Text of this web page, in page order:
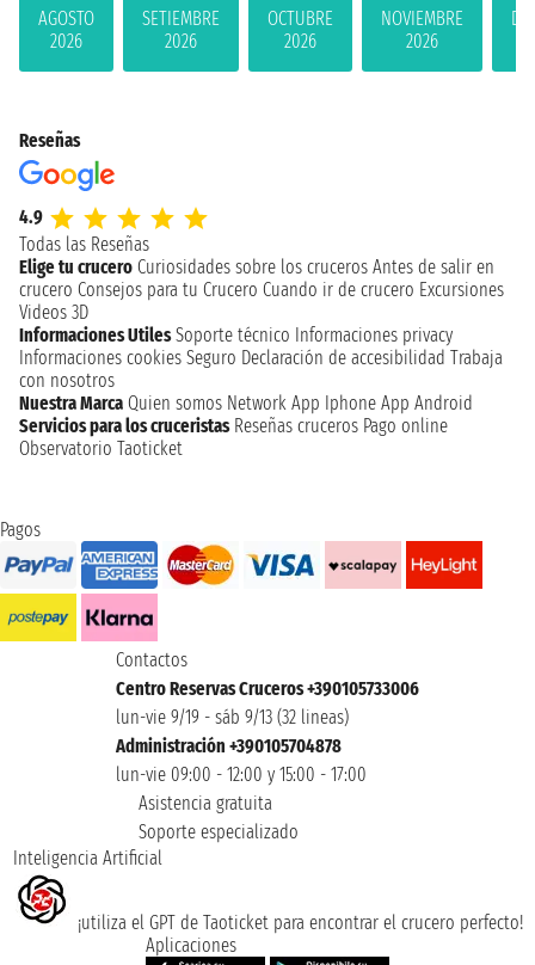
AGOSTO
2026
SETIEMBRE
2026
OCTUBRE
2026
NOVIEMBRE
2026
Reseñas
4.9
Todas las Reseñas
Elige tu crucero Curiosidades sobre los cruceros Antes de salir en
crucero Consejos para tu Crucero Cuando ir de crucero Excursiones
Videos 3D
Informaciones Utiles Soporte técnico Informaciones privacy
Informaciones cookies Seguro Declaración de accesibilidad Trabaja
con nosotros
Nuestra Marca Quien somos Network App Iphone App Android
Servicios para los cruceristas Reseñas cruceros Pago online
Observatorio Taoticket
Pagos
Contactos
Centro Reservas Cruceros +390105733006
lun-vie 9/19 - sáb 9/13 (32 lineas)
Administración +390105704878
lun-vie 09:00 - 12:00 y 15:00 - 17:00
Asistencia gratuita
Soporte especializado
Inteligencia Artificial
¡utiliza el GPT de Taoticket para encontrar el crucero perfecto!
Aplicaciones